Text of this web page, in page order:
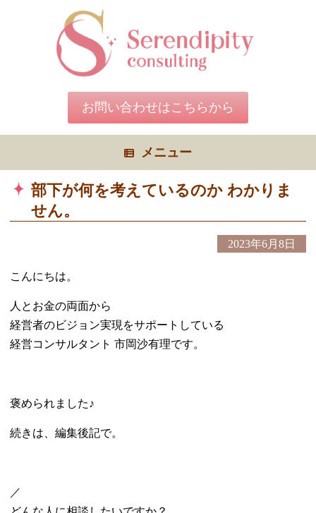
お問い合わせはこちらから
メニュー
部下が何を考えているのか わかりま
せん。
2023年6月8日
こんにちは。
人とお金の両面から
経営者のビジョン実現をサポートしている
経営コンサルタント 市岡沙有理です。
褒められました♪
続きは、編集後記で。
／